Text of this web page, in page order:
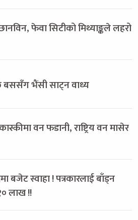
फेवा सिटीको मिथ्याङ्कले लहरो
बससँग भैंसी साट्न वाध्य
वन फडानी, राष्ट्रिय वन मासेर
बजेट स्वाहा ! पत्रकारलाई बाँड्न
लाख !!